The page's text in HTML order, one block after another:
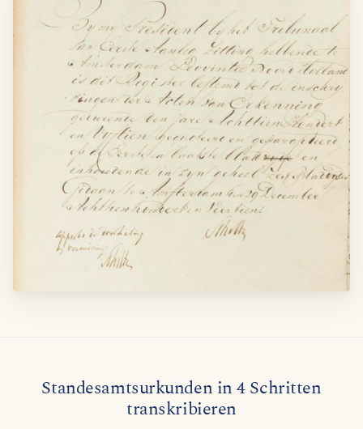
Standesamtsurkunden in 4 Schritten
transkribieren